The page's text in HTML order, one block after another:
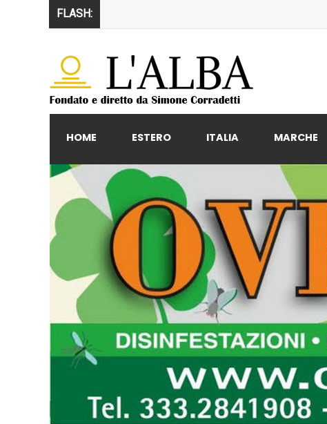
FLASH:
HOME ESTERO ITALIA MARCHE